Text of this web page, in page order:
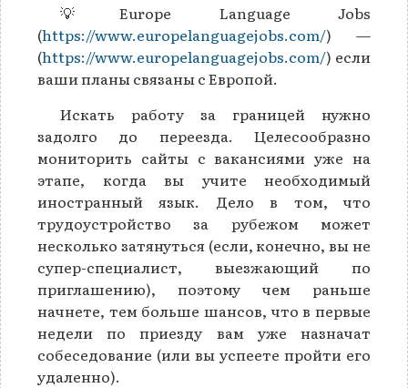
💡Europe Language Jobs
(https://www.europelanguagejobs.com/) —
(https://www.europelanguagejobs.com/) если
ваши планы связаны с Европой.
Искать работу за границей нужно
задолго до переезда. Целесообразно
мониторить сайты с вакансиями уже на
этапе, когда вы учите необходимый
иностранный язык. Дело в том, что
трудоустройство за рубежом может
несколько затянуться (если, конечно, вы не
супер-специалист, выезжающий по
приглашению), поэтому чем раньше
начнете, тем больше шансов, что в первые
недели по приезду вам уже назначат
собеседование (или вы успеете пройти его
удаленно).